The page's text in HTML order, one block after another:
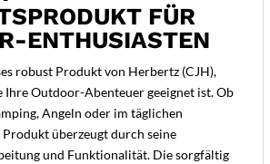
FÜR
ENTHUSIASTEN
robust Produkt von Herbertz (CJH),
Ihre Outdoor-Abenteuer geeignet ist. Ob
Angeln oder im täglichen
Produkt überzeugt durch seine
und Funktionalität. Die sorgfältig